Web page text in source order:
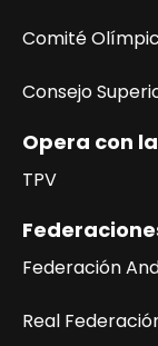
Comité
Consejo
Opera con
TPV
Federación
Real